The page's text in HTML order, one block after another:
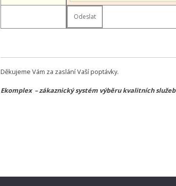
Děkujeme Vám za zaslání Vaší poptávky.
Ekomplex – zákaznický systém výběru kvalitních služeb